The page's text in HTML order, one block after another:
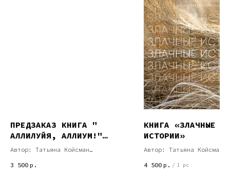
ПРЕДЗАКАЗ КНИГА "
АЛЛИЛУЙЯ, АЛЛИУМ!"
ВЫХОД 01.07.26
Автор: Татьяна Койсман
3 500 р.
КНИГА «ЗЛАЧНЫЕ
ИСТОРИИ»
Автор: Татьяна Койсман
4 500 р. / 1 pc